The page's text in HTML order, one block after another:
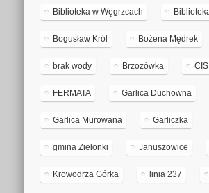
Biblioteka w Węgrzcach
Bogusław Król Bożena Mędrek
brak wody Brzozówka CIS
FERMATA Garlica Duchowna
Garlica Murowana Garliczka
gmina Zielonki Januszowice
Krowodrza Górka linia 237